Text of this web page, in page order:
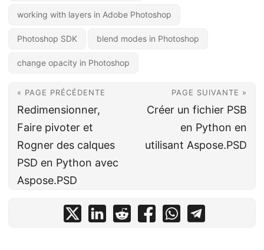
working with layers in Adobe Photoshop
Photoshop SDK blend modes in Photoshop
change opacity in Photoshop
« PAGE PRÉCÉDENTE
Redimensionner,
Faire pivoter et
Rogner des calques
PSD en Python avec
Aspose.PSD
PAGE SUIVANTE »
Créer un fichier PSB
en Python en
utilisant Aspose.PSD